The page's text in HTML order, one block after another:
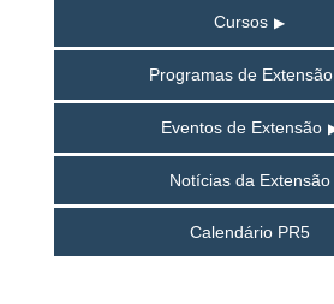
Cursos
Programas de Extensão
Eventos de Extensão
Notícias da Extensão
Calendário PR5